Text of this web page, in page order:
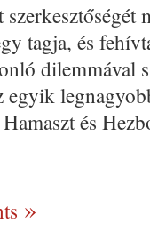
tagja, és
dilemmával
egyik
és